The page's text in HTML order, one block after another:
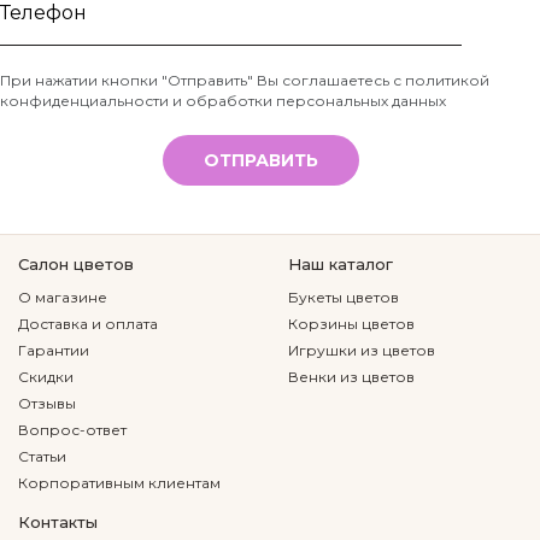
Телефон
*
При нажатии кнопки "Отправить" Вы соглашаетесь с политикой
конфиденциальности и обработки персональных данных
ОТПРАВИТЬ
Салон цветов
О магазине
Доставка и оплата
Гарантии
Скидки
Отзывы
Вопрос-ответ
Статьи
Корпоративным клиентам
Наш каталог
Букеты цветов
Корзины цветов
Игрушки из цветов
Венки из цветов
Контакты